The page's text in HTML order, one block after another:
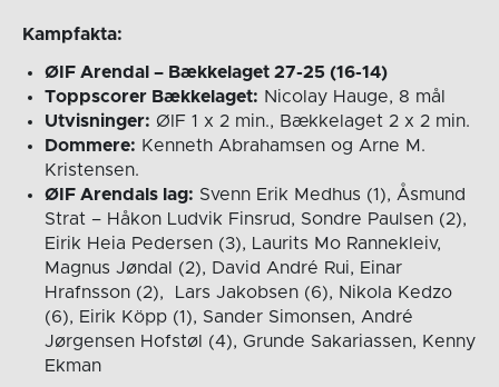
Kampfakta:
ØIF Arendal – Bækkelaget 27-25 (16-14)
Toppscorer Bækkelaget: Nicolay Hauge, 8 mål
Utvisninger: ØIF 1 x 2 min., Bækkelaget 2 x 2 min.
Dommere: Kenneth Abrahamsen og Arne M.
Kristensen.
ØIF Arendals lag: Svenn Erik Medhus (1), Åsmund
Strat – Håkon Ludvik Finsrud, Sondre Paulsen (2),
Eirik Heia Pedersen (3), Laurits Mo Rannekleiv,
Magnus Jøndal (2), David André Rui, Einar
Hrafnsson (2), Lars Jakobsen (6), Nikola Kedzo
(6), Eirik Köpp (1), Sander Simonsen, André
Jørgensen Hofstøl (4), Grunde Sakariassen, Kenny
Ekman